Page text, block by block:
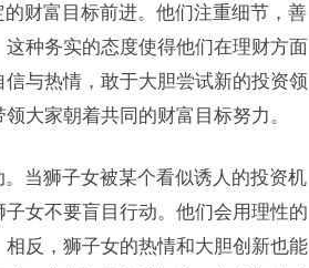
财富目标前进。他们注重细节，善
种务实的态度使得他们在理财方面
与热情，敢于大胆尝试新的投资领
大家朝着共同的财富目标努力。
当狮子女被某个看似诱人的投资机
女不要盲目行动。他们会用理性的
反，狮子女的热情和大胆创新也能